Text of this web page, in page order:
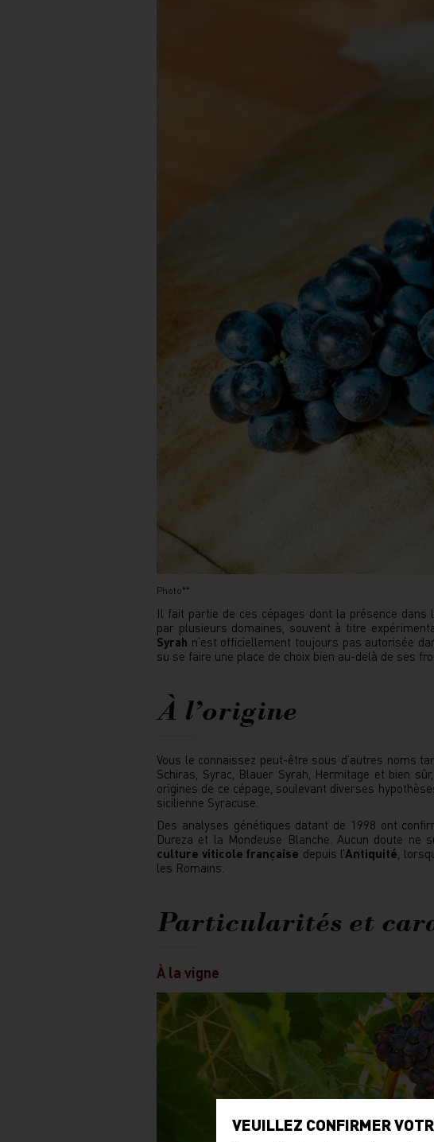
Photo**
Il fait partie de ces cépages dont la présence dans
par plusieurs domaines, souvent à titre
Syrah n’est officiellement toujours pas autorisée
su se faire une place de choix bien au-delà de ses
À l’origine
Vous le connaissez peut-être sous d’autres noms
Schiras, Syrac, Blauer Syrah, Hermitage et bien
origines de ce cépage, soulevant diverses
sicilienne Syracuse.
Des analyses génétiques datant de 1998 ont
Dureza et la Mondeuse Blanche. Aucun doute ne
culture viticole française depuis l’Antiquité,
les Romains.
Particularités et
À la vigne
VEUILLEZ CONFIRMER